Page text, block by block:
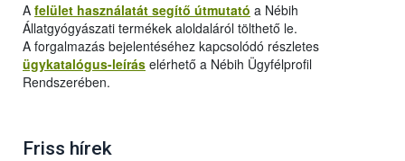
A felület használatát segítő útmutató a Nébih
Állatgyógyászati termékek aloldaláról tölthető le.
A forgalmazás bejelentéséhez kapcsolódó részletes
ügykatalógus-leírás elérhető a Nébih Ügyfélprofil
Rendszerében.
Friss hírek